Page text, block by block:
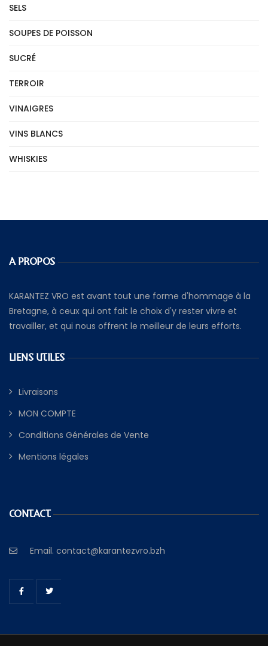
SELS
SOUPES DE POISSON
SUCRÉ
TERROIR
VINAIGRES
VINS BLANCS
WHISKIES
A PROPOS
KARANTEZ VRO est avant tout une forme d'hommage à la
Bretagne, à ceux qui ont fait le choix d'y rester vivre et
travailler, et qui nous offrent le meilleur de leurs efforts.
LIENS UTILES
Livraisons
MON COMPTE
Conditions Générales de Vente
Mentions légales
CONTACT
Email. contact@karantezvro.bzh